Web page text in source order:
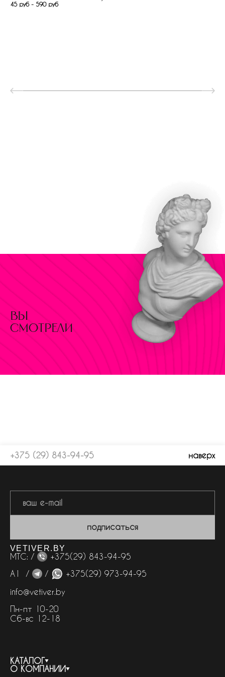
45 руб - 590 руб
вы
смотрели
+375 (29) 843-94-95 наверх
подписаться
VETIVER.BY
МТС: /
+375(29) 843-94-95
А1 /
/
+375(29) 973-94-95
info@vetiver.by
Пн-пт 10-20
Сб-вс 12-18
КАТАЛОГ
О КОМПАНИИ